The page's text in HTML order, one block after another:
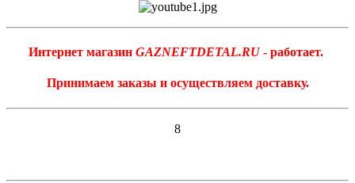
Интернет магазин GAZNEFTDETAL.RU- работает.
Принимаем заказы и осуществляем доставку.
8